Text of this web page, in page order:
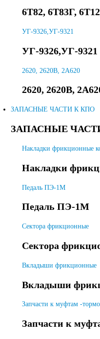
6T82, 6Т83Г,
УГ-9326,УГ-9321
УГ-9326,УГ-9321
2620, 2620В, 2А620
2620, 2620В,
ЗАПАСНЫЕ ЧАСТИ К КПО
ЗАПАСНЫЕ
Накладки фрикционные
Накладки
Педаль ПЭ-1М
Педаль ПЭ-1М
Сектора фрикционные
Сектора
Вкладыши фрикционные
Вкладыши
Запчасти к муфтам -
Запчасти к